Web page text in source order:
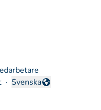
· Byt språk
Svenska